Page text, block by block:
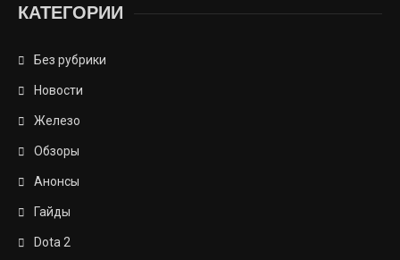
КАТЕГОРИИ
Без рубрики
Новости
Железо
Обзоры
Анонсы
Гайды
Dota 2